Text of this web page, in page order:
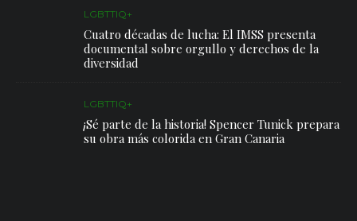
LGBTTIQ+
Cuatro décadas de lucha: El IMSS presenta
documental sobre orgullo y derechos de la
diversidad
LGBTTIQ+
¡Sé parte de la historia! Spencer Tunick prepara
su obra más colorida en Gran Canaria